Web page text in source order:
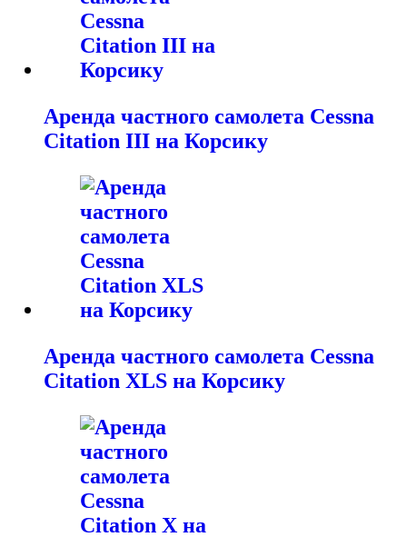
Аренда частного самолета Cessna
Citation III на Корсику
Аренда частного самолета Cessna
Citation XLS на Корсику